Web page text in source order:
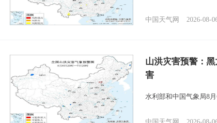
中国天气网 2026-08-
山洪灾害预警：
害
水利部和中国气象局8